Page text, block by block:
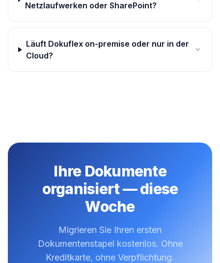
Netzlaufwerken oder SharePoint?
Läuft Dokuflex on-premise oder nur in der
Cloud?
Ihre Dokumente
organisiert — diese
Woche
Migrieren Sie Ihren ersten
Dokumentenstapel kostenlos. Ohne
Kreditkarte, ohne Verpflichtung.